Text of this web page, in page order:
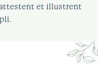
et illustrent